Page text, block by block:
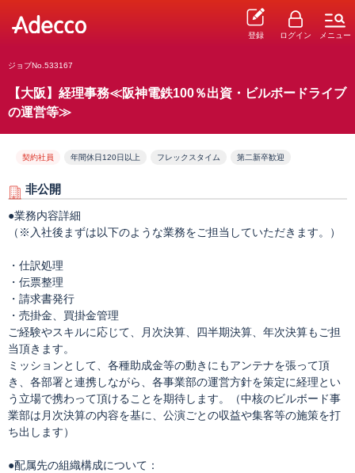
登録 ログイン メニュー
ジョブNo.533167
【大阪】経理事務≪阪神電鉄100％出資・ビルボードライブ
の運営等≫
契約社員 年間休日120日以上 フレックスタイム 第二新卒歓迎
非公開
●業務内容詳細
（※入社後まずは以下のような業務をご担当していただきます。）
・仕訳処理
・伝票整理
・請求書発行
・売掛金、買掛金管理
ご経験やスキルに応じて、月次決算、四半期決算、年次決算もご担
当頂きます。
ミッションとして、各種助成金等の動きにもアンテナを張って頂
き、各部署と連携しながら、各事業部の運営方針を策定に経理とい
う立場で携わって頂けることを期待します。（中核のビルボード事
業部は月次決算の内容を基に、公演ごとの収益や集客等の施策を打
ち出します）
●配属先の組織構成について：